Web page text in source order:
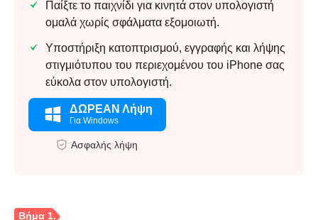
Παίξτε το παιχνίδι για κινητά στον υπολογιστή
ομαλά χωρίς σφάλματα εξομοιωτή.
Υποστήριξη κατοπτρισμού, εγγραφής και λήψης
στιγμιότυπου του περιεχομένου του iPhone σας
εύκολα στον υπολογιστή.
ΔΩΡΕΑΝ Λήψη
Για Windows
Ασφαλής λήψη